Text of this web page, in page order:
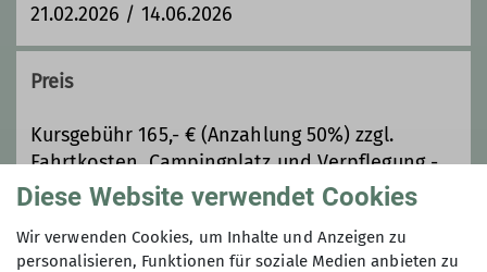
21.02.2026 / 14.06.2026
Preis
Kursgebühr 165,- € (Anzahlung 50%) zzgl.
Fahrtkosten, Campingplatz und Verpflegung -
wird von den Teilnehmer*innen selbst
durch die Kursleiterin erfolgen.
Diese Website verwendet Cookies
Wir verwenden Cookies, um Inhalte und Anzeigen zu
personalisieren, Funktionen für soziale Medien anbieten zu